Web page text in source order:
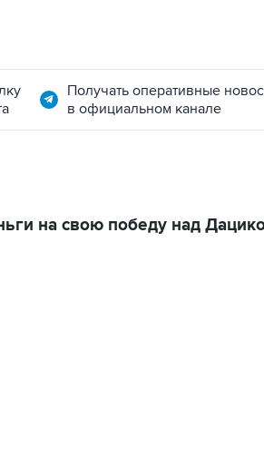
Получать оперативные
в официальном канале
на свою победу над